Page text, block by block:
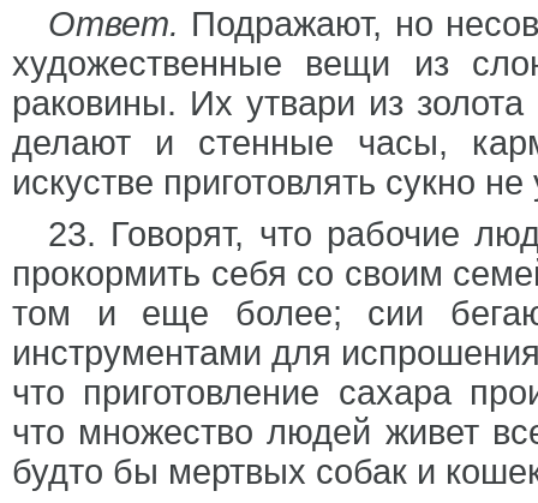
Ответ. Подражают, но
художественные вещи из
раковины. Их утвари из
делают и стенные часы,
искустве приготовлять сукно
23. Говорят, что рабочие
прокормить себя со своим
том и еще более; сии
инструментами для
что приготовление сахара
что множество людей живет
будто бы мертвых собак и